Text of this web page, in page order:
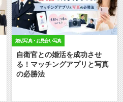
婚活写真・お見合い写真
自衛官との婚活を成功させ
る！マッチングアプリと写真
の必勝法